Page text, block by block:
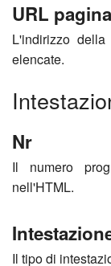
URL pagina
L'indirizzo
elencate.
Nr
Il numero
nell'HTML.
Il tipo di